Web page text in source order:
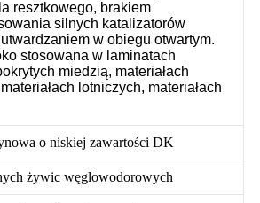
resztkowego, brakiem
silnych katalizatorów
w obiegu otwartym.
stosowana w laminatach
miedzią, materiałach
lotniczych, materiałach
o niskiej zawartości DK
żywic węglowodorowych